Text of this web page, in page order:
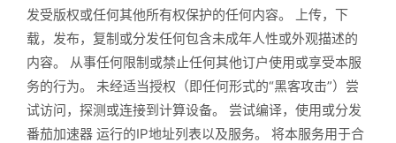
发受版权或任何其他所有权保护的任何内容。 上传，下
载，发布，复制或分发任何包含未成年人性或外观描述的
内容。 从事任何限制或禁止任何其他订户使用或享受本服
务的行为。 未经适当授权（即任何形式的“黑客攻击”）尝
试访问，探测或连接到计算设备。 尝试编译，使用或分发
番茄加速器 运行的IP地址列表以及服务。 将本服务用于合